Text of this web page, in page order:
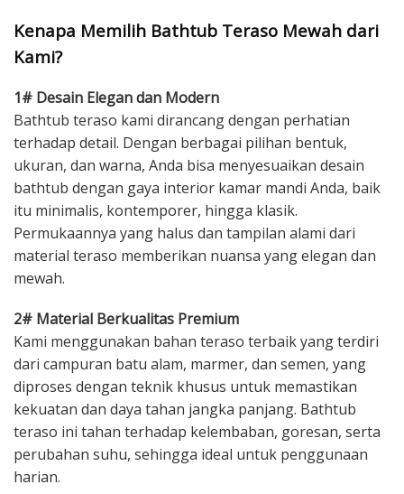
Kenapa Memilih Bathtub Teraso Mewah dari
Kami?
1# Desain Elegan dan Modern
Bathtub teraso kami dirancang dengan perhatian
terhadap detail. Dengan berbagai pilihan bentuk,
ukuran, dan warna, Anda bisa menyesuaikan desain
bathtub dengan gaya interior kamar mandi Anda, baik
itu minimalis, kontemporer, hingga klasik.
Permukaannya yang halus dan tampilan alami dari
material teraso memberikan nuansa yang elegan dan
mewah.
2# Material Berkualitas Premium
Kami menggunakan bahan teraso terbaik yang terdiri
dari campuran batu alam, marmer, dan semen, yang
diproses dengan teknik khusus untuk memastikan
kekuatan dan daya tahan jangka panjang. Bathtub
teraso ini tahan terhadap kelembaban, goresan, serta
perubahan suhu, sehingga ideal untuk penggunaan
harian.